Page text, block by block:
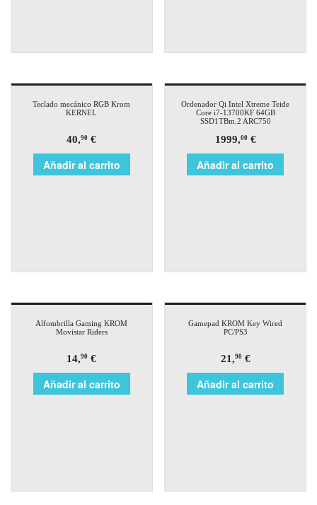
Teclado mecánico RGB Krom
KERNEL
40,90 €
Añadir al carrito
Ordenador Qi Intel Xtreme Teide
Core i7-13700KF 64GB
SSD1TBm.2 ARC750
1999,00€
Añadir al carrito
Alfombrilla Gaming KROM
Movistar Riders
14,90 €
Añadir al carrito
Gamepad KROM Key Wired
PC/PS3
21,90€
Añadir al carrito